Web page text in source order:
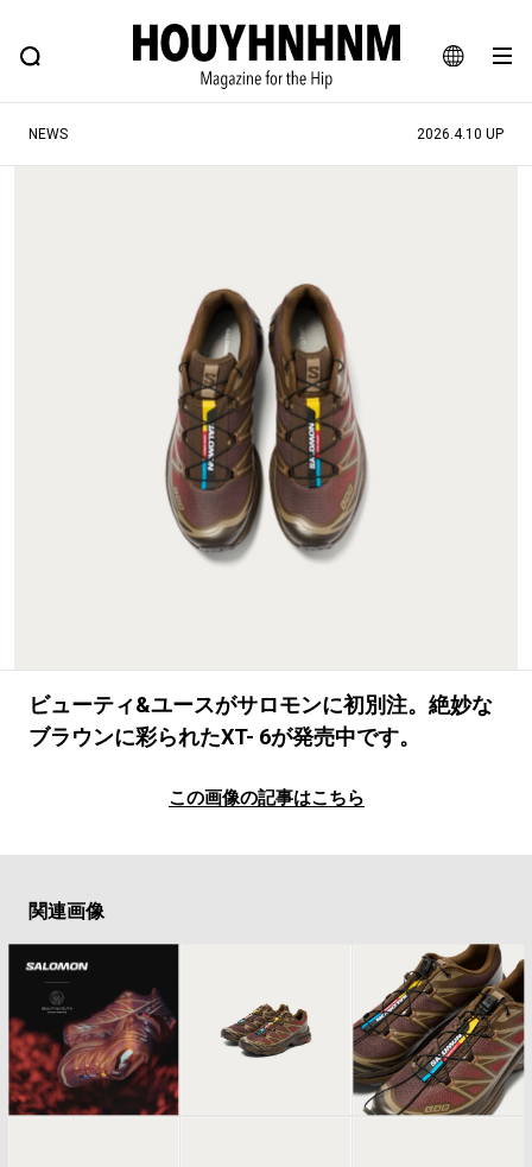
JA
EN
FEATURE BLOG SNAP
ヒップなファッション、カルチャー、ライフスタイルWEBマガジン
#ESSENTIAL DESIGNS #古着サミット
#NEW VINTAGE #マイナーグッド図鑑
#路地裏てぃーん。 #MONTHLY JOURNAL
#GH 銘品の所以 #フイナムのYouTube
#Commune H #FOCUS IT #AH.H
#FASHION #MUSIC
#SNEAKER #OUTDOOR
#HANDSOME HANDBOOK
NEWS 2026.4.10 UP
ビューティ&ユースがサロモンに初別注。絶妙な
ブラウンに彩られたXT- 6が発売中です。
この画像の記事はこちら
関連画像